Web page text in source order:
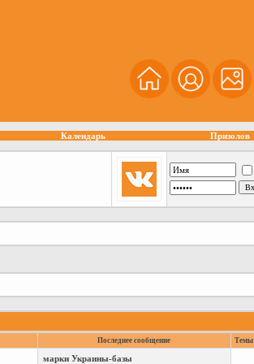
Календарь Призолов
Последнее сообщение Темы
марки Украины-базы